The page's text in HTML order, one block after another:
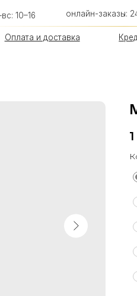
онлайн-заказы: 24/7
Кредиты и
и доставка